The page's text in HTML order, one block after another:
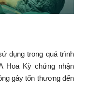
dụng trong quá trình
Hoa Kỳ chứng nhận
gây tổn thương đến